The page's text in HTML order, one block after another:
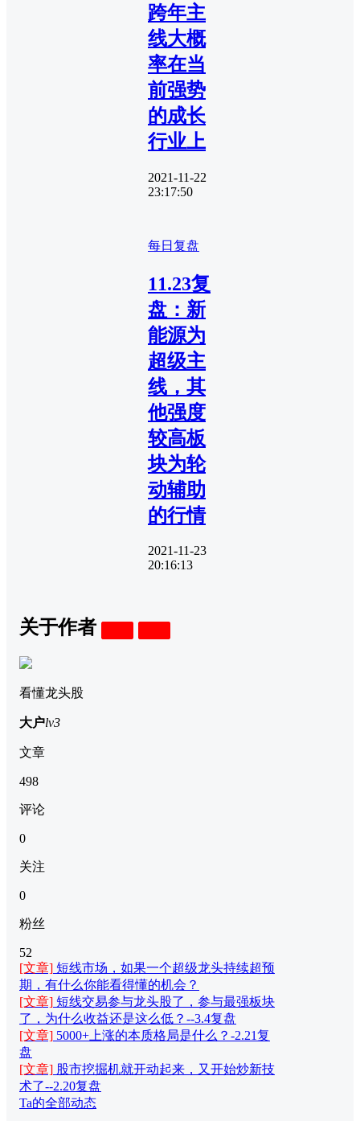
跨年主
线大概
率在当
前强势
的成长
行业上
2021-11-22
23:17:50
每日复盘
11.23复
盘：新
能源为
超级主
线，其
他强度
较高板
块为轮
动辅助
的行情
2021-11-23
20:16:13
关于作者
看懂龙头股
大户lv3
文章
498
评论
0
关注
0
粉丝
52
[文章] 短线市场，如果一个超级龙头持续超预
期，有什么你能看得懂的机会？
[文章] 短线交易参与龙头股了，参与最强板块
了，为什么收益还是这么低？--3.4复盘
[文章] 5000+上涨的本质格局是什么？-2.21复
盘
[文章] 股市挖掘机就开动起来，又开始炒新技
术了--2.20复盘
Ta的全部动态